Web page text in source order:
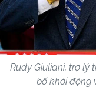
Rudy Giuliani, trợ lý
bố khởi động